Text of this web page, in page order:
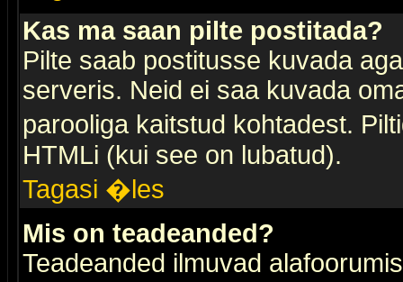
Kas ma saan pilte postitada?
Pilte saab postitusse kuvada
serveris. Neid ei saa kuvada
parooliga kaitstud kohtadest.
HTMLi (kui see on lubatud).
Tagasi �les
Mis on teadeanded?
Teadeanded ilmuvad